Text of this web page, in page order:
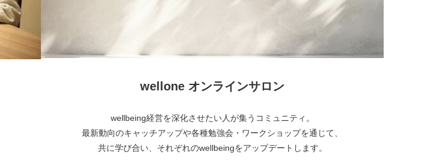
wellone オンラインサロン
wellbeing経営を深化させたい人が集うコミュニティ。
最新動向のキャッチアップや各種勉強会・ワークショップを通じて、
共に学び合い、それぞれのwellbeingをアップデートします。